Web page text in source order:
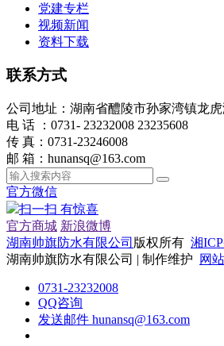
党建专栏
视频新闻
资料下载
联系方式
公司地址：湖南省醴陵市孙家湾镇龙
电 话 ：0731- 23232008 23235608
传 真：0731-23246008
邮 箱：hunansq@163.com
官方微信
扫一扫 有惊喜
官方商城 新浪微博
湖南帅旗防水有限公司 版权所有 湘
湖南帅旗防水有限公司 | 制作维护
网
0731-23232008
QQ咨询
发送邮件 hunansq@163.com